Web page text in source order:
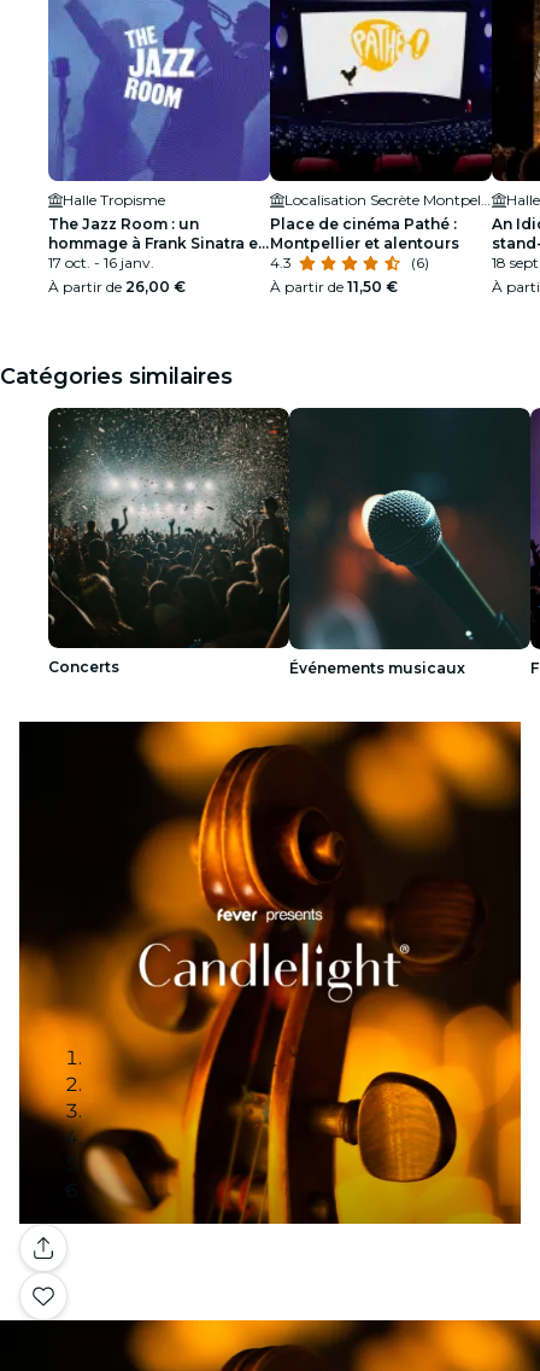
Halle Tropisme
The Jazz Room : un
hommage à Frank Sinatra et
à Louis Armstrong
17 oct. - 16 janv.
À partir de 26,00 €
Localisation Secrète Montpellier
Place de cinéma Pathé :
Montpellier et alentours
4.3
(6)
À partir de 11,50 €
An
18
À
Catégories similaires
Concerts Événements musicaux
Galerie